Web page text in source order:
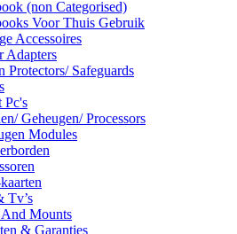
(non Categorised)
Voor Thuis Gebruik
Accessoires
Adapters
Protectors/ Safeguards
Pc's
Geheugen/ Processors
Modules
Tv’s
Mounts
& Garanties